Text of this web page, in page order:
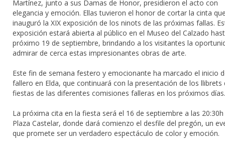
Martínez, junto a sus Damas de Honor, presidieron el acto con
elegancia y emoción. Ellas tuvieron el honor de cortar la cinta
inauguró la XIX exposición de los ninots de las próximas fallas.
exposición estará abierta al público en el Museo del Calzado
próximo 19 de septiembre, brindando a los visitantes la
admirar de cerca estas impresionantes obras de arte.
Este fin de semana festero y emocionante ha marcado el inicio
fallero en Elda, que continuará con la presentación de los llibrets
fiestas de las diferentes comisiones falleras en los próximos días.
La próxima cita en la fiesta será el 16 de septiembre a las
Plaza Castelar, donde dará comienzo el desfile del pregón, un
que promete ser un verdadero espectáculo de color y emoción.